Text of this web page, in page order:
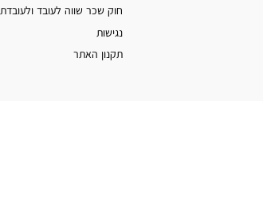
חוק שכר שווה לעובד ולעובדת
נגישות
תקנון האתר